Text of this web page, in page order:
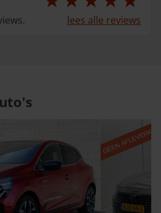
lees alle reviews